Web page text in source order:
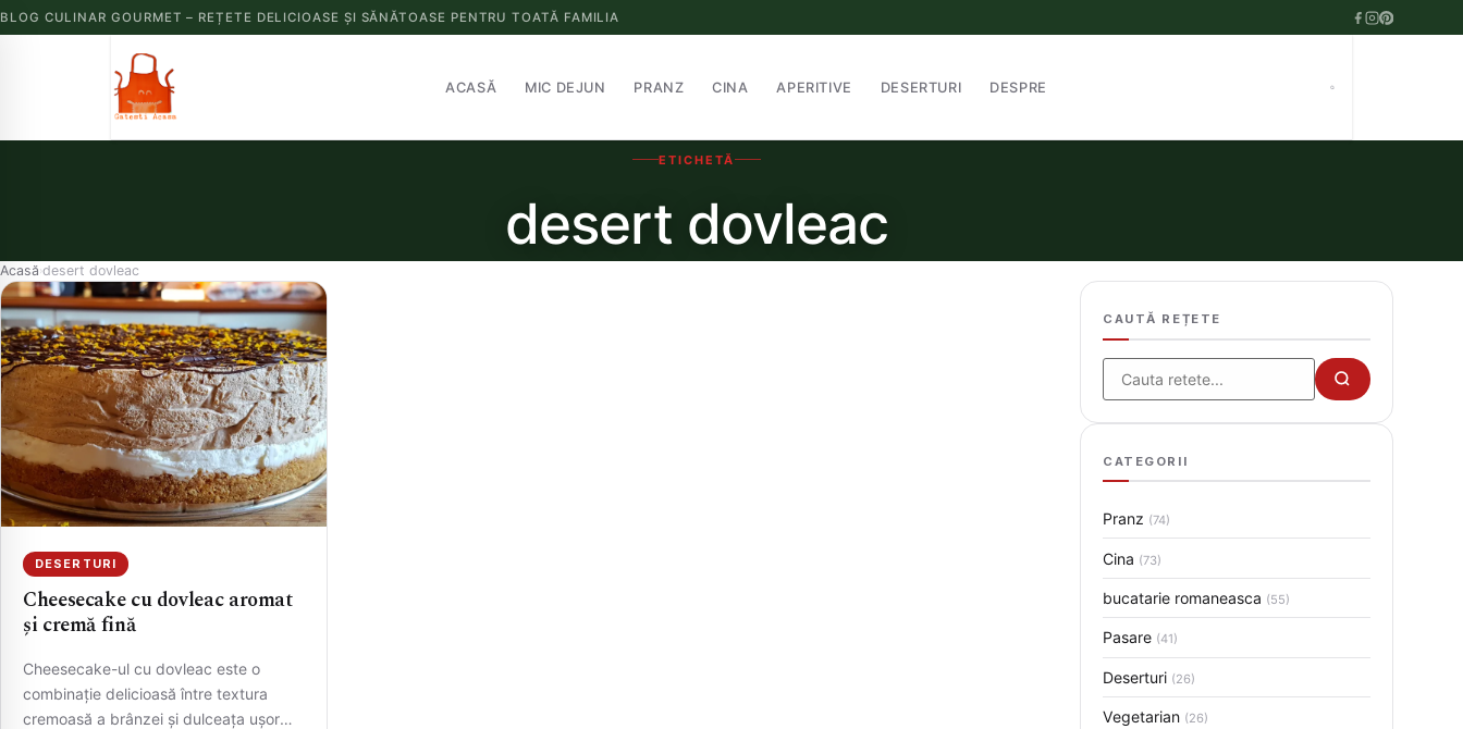
BLOG CULINAR GOURMET – REȚETE DELICIOASE ȘI SĂNĂTOASE PENTRU TOATĂ FAMILIA
ACASĂ MIC DEJUN PRANZ CINA APERITIVE DESERTURI DESPRE
ETICHETĂ
desert dovleac
Acasă›desert dovleac
DESERTURI
Cheesecake cu dovleac aromat
și cremă fină
Cheesecake-ul cu dovleac este o
combinație delicioasă între textura
cremoasă a brânzei și dulceața ușor
CAUTĂ REȚETE
Cauta
CATEGORII
Pranz (74)
Cina (73)
bucatarie romaneasca (55)
Pasare (41)
Deserturi (26)
Vegetarian (26)